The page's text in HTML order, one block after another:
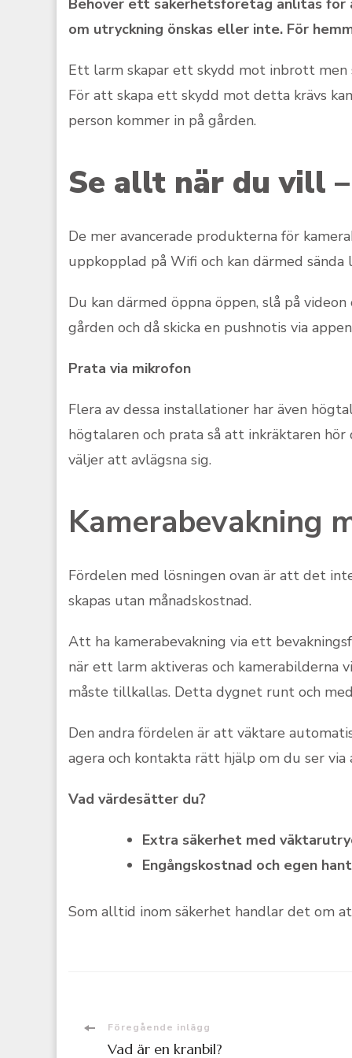
Behöver ett säkerhetsföretag anlitas för
om utryckning önskas eller inte. För
Ett larm skapar ett skydd mot inbrott men
För att skapa ett skydd mot detta krävs
person kommer in på gården.
Se allt när du vill
De mer avancerade produkterna för
uppkopplad på Wifi och kan därmed
Du kan därmed öppna öppen, slå på
gården och då skicka en pushnotis via
Prata via mikrofon
Flera av dessa installationer har även
högtalaren och prata så att inkräktaren
väljer att avlägsna sig.
Kamerabevakning
Fördelen med lösningen ovan är att det
skapas utan månadskostnad.
Att ha kamerabevakning via ett
när ett larm aktiveras och kamerabilderna
måste tillkallas. Detta dygnet runt och
Den andra fördelen är att väktare
agera och kontakta rätt hjälp om du ser via
Vad värdesätter du?
Extra säkerhet med
Engångskostnad och egen
Som alltid inom säkerhet handlar det om
Inläggsnavigering
Föregående inlägg
Vad är en kranbil?